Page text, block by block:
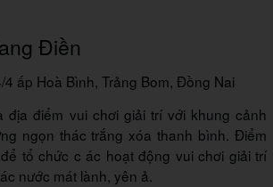
Điền
4 ấp Hoà Bình, Trảng Bom, Đồng Nai
địa điểm vui chơi giải trí với khung cảnh
ngọn thác trắng xóa thanh bình. Điểm
tổ chức c ác hoạt động vui chơi giải trí
nước mát lành, yên ả.